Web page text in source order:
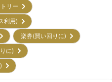
トリー
利用)
楽券(買い回りに)
りに)
)